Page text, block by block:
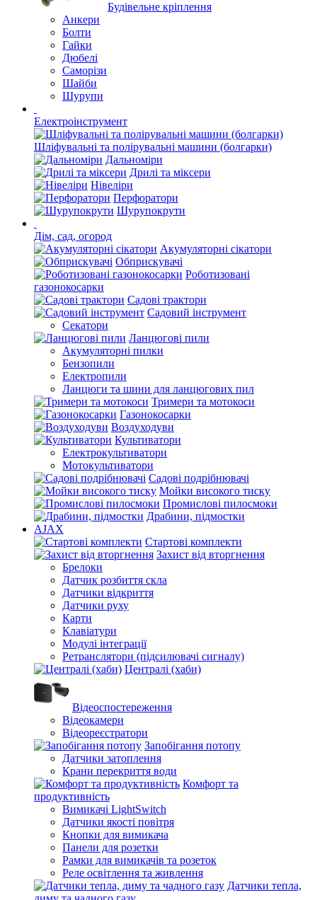
Будівельне кріплення
Анкери
Болти
Гайки
Дюбелі
Саморізи
Шайби
Шурупи
Електроінструмент
Шліфувальні та полірувальні машини (болгарки)
Дальноміри
Дрилі та міксери
Нівеліри
Перфоратори
Шурупокрути
Дім, сад, огород
Акумуляторні сікатори
Обприскувачі
Роботизовані
газонокосарки
Садові трактори
Садовий інструмент
Секатори
Ланцюгові пили
Акумуляторні пилки
Бензопили
Електропили
Ланцюги та шини для ланцюгових пил
Тримери та мотокоси
Газонокосарки
Воздуходуви
Культиватори
Електрокультиватори
Мотокультиватори
Садові подрібнювачі
Мойки високого тиску
Промислові пилосмоки
Драбини, підмостки
AJAX
Стартові комплекти
Захист від вторгнення
Брелоки
Датчик розбиття скла
Датчики відкриття
Датчики руху
Карти
Клавіатури
Модулі інтеграції
Ретранслятори (підсилювачі сигналу)
Централі (хаби)
Відеоспостереження
Відеокамери
Відеореєстратори
Запобігання потопу
Датчики затоплення
Крани перекриття води
Комфорт та
продуктивність
Вимикачі LightSwitch
Датчики якості повітря
Кнопки для вимикача
Панели для розетки
Рамки для вимикачів та розеток
Реле освітлення та живлення
Датчики тепла,